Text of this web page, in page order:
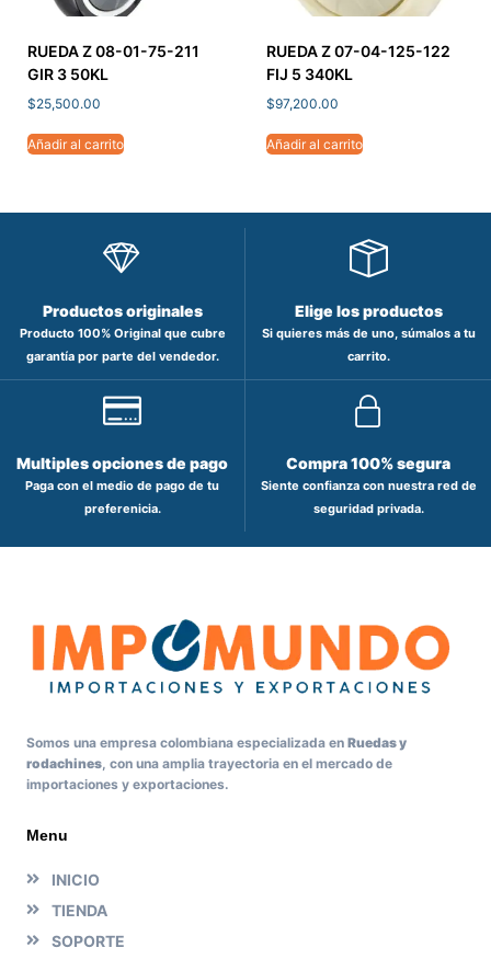
RUEDA Z 08-01-75-211
GIR 3 50KL
$25,500.00
Añadir al carrito
RUEDA Z 07-04-125-122
FIJ 5 340KL
$97,200.00
Añadir al carrito
Productos originales
Producto 100% Original que cubre
garantía por parte del vendedor.
Elige los productos
Si quieres más de uno, súmalos a tu
carrito.
Multiples opciones de pago
Paga con el medio de pago de tu
preferenicia.
Compra 100% segura
Siente confianza con nuestra red de
seguridad privada.
Somos una empresa colombiana especializada en Ruedas y
rodachines , con una amplia trayectoria en el mercado de
importaciones y exportaciones.
Menu
INICIO
TIENDA
SOPORTE